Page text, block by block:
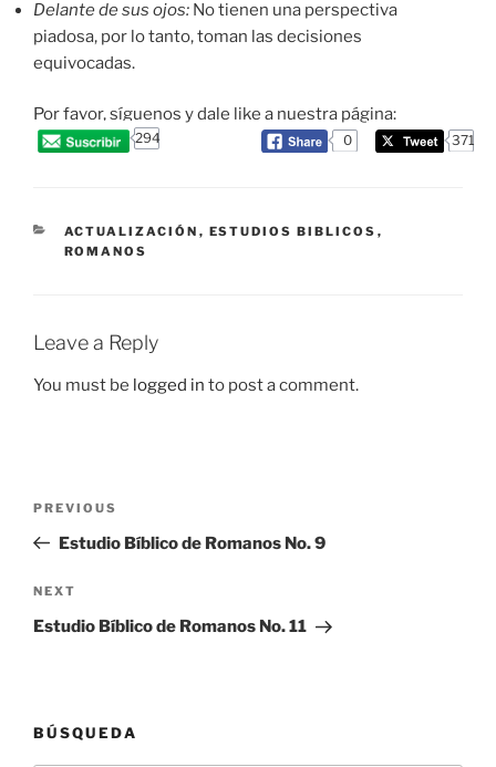
Delante de sus ojos: No tienen una perspectiva
piadosa, por lo tanto, toman las decisiones
equivocadas.
Por favor, síguenos y dale like a nuestra página:
294 0 371
CATEGORIES
ACTUALIZACIÓN , ESTUDIOS BIBLICOS ,
ROMANOS
Leave a Reply
You must be logged in to post a comment.
Previous
Post
PREVIOUS
Estudio Bíblico de Romanos No. 9
Next
Post
NEXT
Estudio Bíblico de Romanos No. 11
BÚSQUEDA